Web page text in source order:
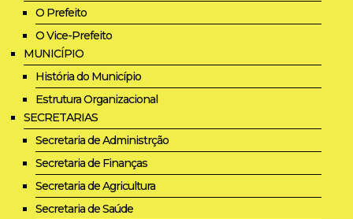
O Prefeito
O Vice-Prefeito
MUNICÍPIO
História do Município
Estrutura Organizacional
SECRETARIAS
Secretaria de Administrção
Secretaria de Finanças
Secretaria de Agricultura
Secretaria de Saúde